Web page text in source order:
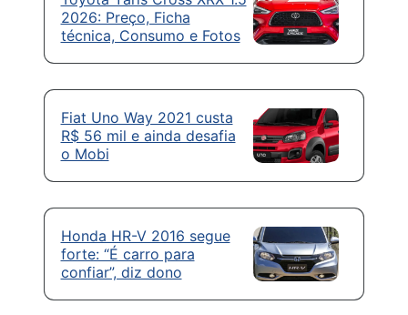
2026: Preço, Ficha
técnica, Consumo e Fotos
Fiat Uno Way 2021 custa
R$ 56 mil e ainda desafia
o Mobi
Honda HR-V 2016 segue
forte: “É carro para
confiar”, diz dono